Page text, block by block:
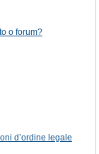
o forum?
d’ordine legale